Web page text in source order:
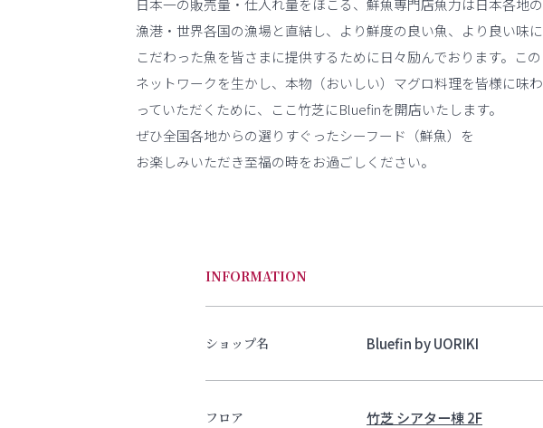
日本一の販売量・仕入れ量をほこる、鮮魚専門店魚力は日本各地の
漁港・世界各国の漁場と直結し、より鮮度の良い魚、より良い味に
こだわった魚を皆さまに提供するために日々励んでおります。この
ネットワークを生かし、本物（おいしい）マグロ料理を皆様に味わ
っていただくために、ここ竹芝にBluefinを開店いたします。
ぜひ全国各地からの選りすぐったシーフード（鮮魚）を
お楽しみいただき至福の時をお過ごしください。
INFORMATION
ショップ名 Bluefin by UORIKI
フロア 竹芝 シアター棟 2F